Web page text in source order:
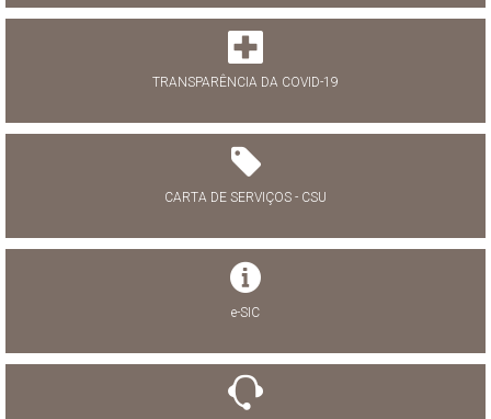
TRANSPARÊNCIA DA COVID-19
CARTA DE SERVIÇOS - CSU
e-SIC